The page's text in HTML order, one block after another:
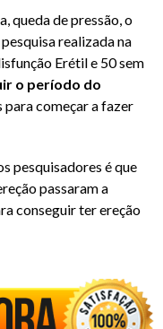
queda de pressão, o
realizada na
Erétil e 50 sem
o período do
começar a fazer
pesquisadores é que
passaram a
conseguir ter ereção